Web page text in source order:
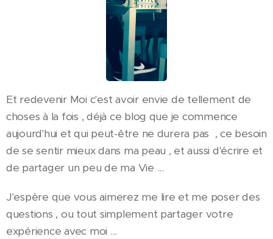
Et redevenir Moi c'est avoir envie de tellement de
choses à la fois , déjà ce blog que je commence
aujourd'hui et qui peut-être ne durera pas , ce besoin
de se sentir mieux dans ma peau , et aussi d'écrire et
de partager un peu de ma Vie ...
J'espère que vous aimerez me lire et me poser des
questions , ou tout simplement partager votre
expérience avec moi ...